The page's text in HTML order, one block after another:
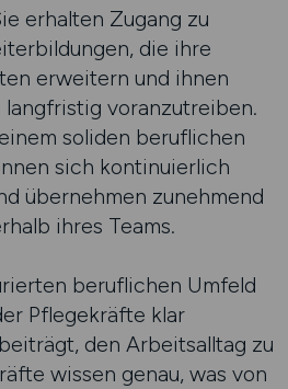
erhalten Zugang zu
die ihre
erweitern und ihnen
langfristig voranzutreiben.
soliden beruflichen
sich kontinuierlich
übernehmen zunehmend
ihres Teams.
beruflichen Umfeld
Pflegekräfte klar
den Arbeitsalltag zu
wissen genau, was von